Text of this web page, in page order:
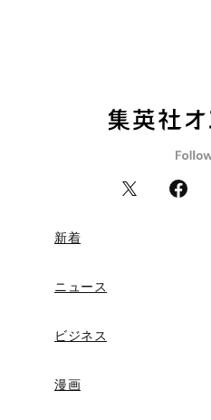
新着
ニュース
ビジネス
漫画